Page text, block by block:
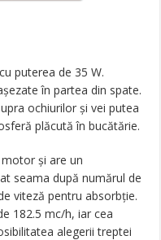
puterea de 35 W.
în partea din spate.
ochiurilor și vei putea
plăcută în bucătărie.
și are un
seama după numărul de
viteză pentru absorbție.
182.5 mc/h, iar cea
alegerii treptei